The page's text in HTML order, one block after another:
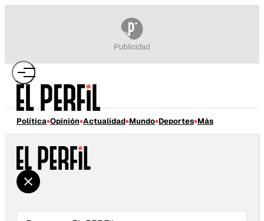
Política Opinión Actualidad Mundo Deportes Más